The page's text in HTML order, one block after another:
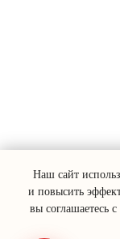
Наш сайт
и повысить
вы соглашаетесь